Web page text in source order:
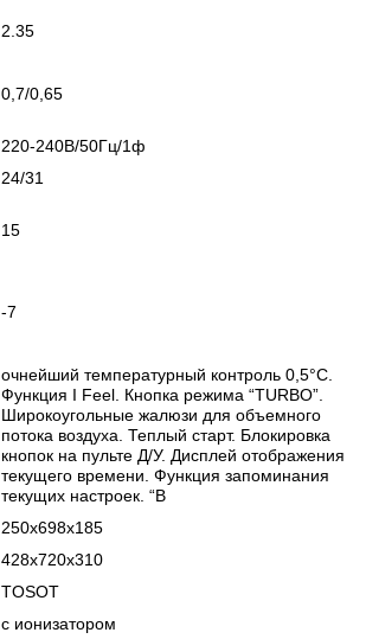
2.35
0,7/0,65
220-240В/50Гц/1ф
24/31
15
-7
очнейший температурный контроль 0,5°С.
Функция I Feel. Кнопка режима “TURBO”.
Широкоугольные жалюзи для объемного
потока воздуха. Теплый старт. Блокировка
кнопок на пульте Д/У. Дисплей отображения
текущего времени. Функция запоминания
текущих настроек. “В
250x698x185
428x720x310
TOSOT
с ионизатором